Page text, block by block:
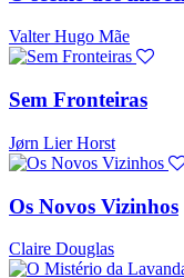
Valter Hugo Mãe
Sem Fronteiras
Jørn Lier Horst
Os Novos Vizinhos
Claire Douglas